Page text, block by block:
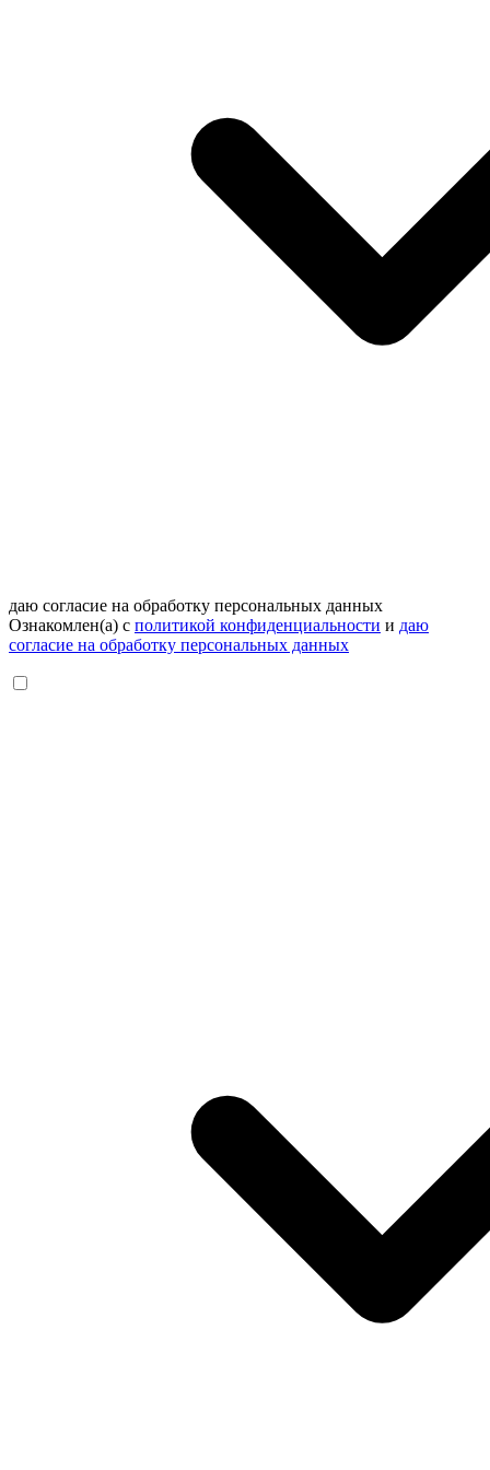
даю согласие на обработку персональных данных
Ознакомлен(а) с политикой конфиденциальности и даю
согласие на обработку персональных данных